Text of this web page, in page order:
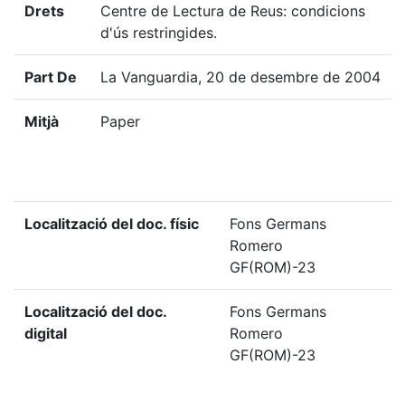
Drets
Centre de Lectura de Reus: condicions
d'ús restringides.
Part De La Vanguardia, 20 de desembre de 2004
Mitjà Paper
Localització del doc. físic
Fons Germans
Romero
GF(ROM)-23
Localització del doc.
digital
Fons Germans
Romero
GF(ROM)-23